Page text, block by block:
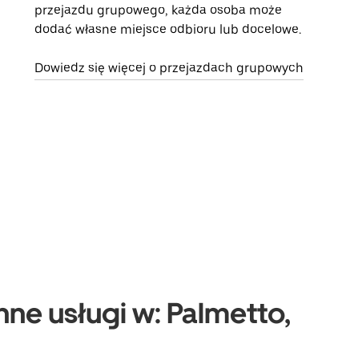
przejazdu grupowego, każda osoba może
dodać własne miejsce odbioru lub docelowe.
Dowiedz się więcej o przejazdach grupowych
usługi w: Palmetto,